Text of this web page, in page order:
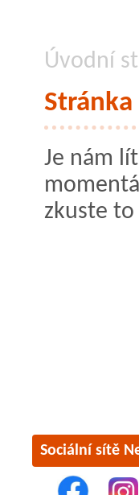
Úvodní
Je nám
zkuste
Sociální sítě